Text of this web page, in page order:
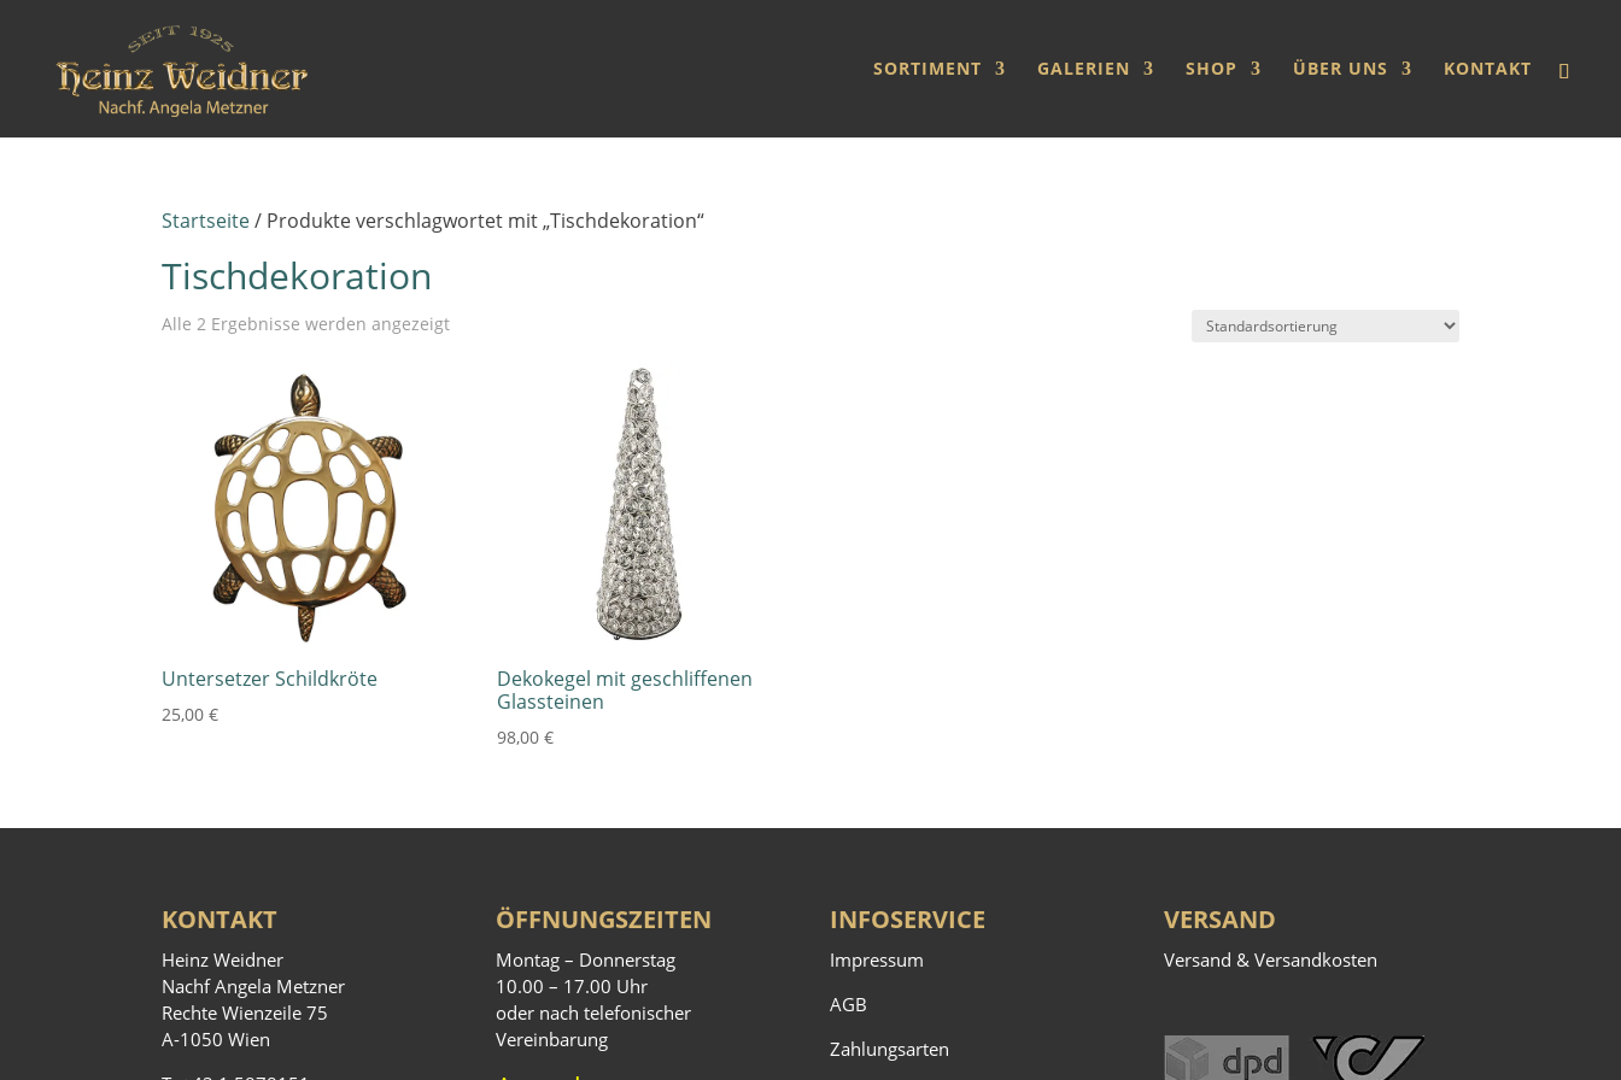
SORTIMENT GALERIEN SHOP ÜBER UNS KONTAKT
Startseite/ Produkte verschlagwortet mit „Tischdekoration“
Tischdekoration
Alle 2 Ergebnisse werden angezeigt
Untersetzer Schildkröte
25,00€
Dekokegel mit geschliffenen
Glassteinen
98,00€
KONTAKT
Heinz Weidner
Nachf Angela Metzner
Rechte Wienzeile 75
A-1050 Wien
ÖFFNUNGSZEITEN
Montag – Donnerstag
10.00 – 17.00 Uhr
oder nach telefonischer
Vereinbarung
INFOSERVICE
Impressum
AGB
Zahlungsarten
VERSAND
Versand & Versandkosten